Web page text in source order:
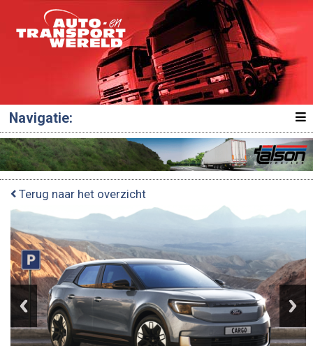
Navigatie:
Terug naar het overzicht